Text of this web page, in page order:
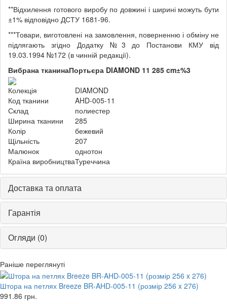
**Відхилення готового виробу по довжині і ширині можуть бути
±1% відповідно ДСТУ 1681-96.
***Товари, виготовлені на замовлення, поверненню і обміну не
підлягають згідно Додатку №3 до Постанови КМУ від
19.03.1994 №172 (в чинній редакції).
Вибрана тканинаПортьєра DIAMOND 11 285 cm±%3
Колекція
DIAMOND
Код тканини
AHD-005-11
Склад
полиестер
Ширина тканини
285
Колір
бежевий
Щільність
207
Малюнок
однотон
Країна виробництваТуреччина
Доставка та оплата
Гарантія
Огляди (0)
Раніше переглянуті
Штора на петлях Breeze BR-AHD-005-11 (розмір 256 x 276)
991.86 грн.